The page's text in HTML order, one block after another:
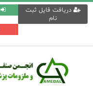
دریافت فایل ثبت
نام